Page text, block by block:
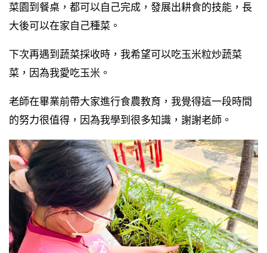
菜園到餐桌，都可以自己完成，發展出耕食的技能，長
大後可以在家自己種菜。
下次再遇到蔬菜採收時，我希望可以吃玉米粒炒蔬菜
菜，因為我愛吃玉米。
老師在畢業前帶大家進行食農教育，我覺得這一段時間
的努力很值得，因為我學到很多知識，謝謝老師。